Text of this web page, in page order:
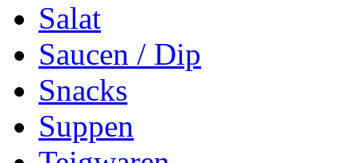
Salat
Saucen / Dip
Snacks
Suppen